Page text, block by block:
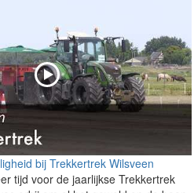
bij Trekkertrek Wilsveen
tijd voor de jaarlijkse Trekkertrek